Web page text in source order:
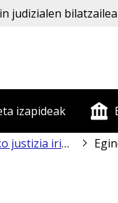
judizialen bilatzailea
izapideak
irisgarria